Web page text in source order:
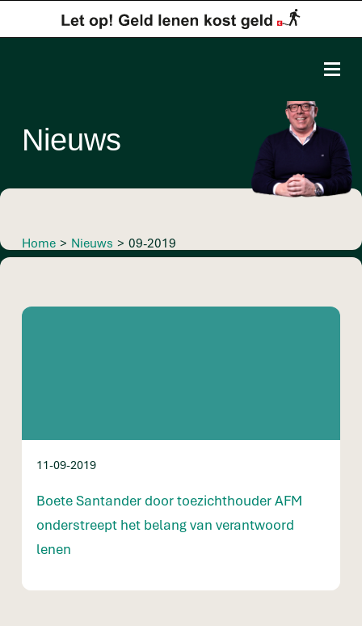
Nieuws
Home > Nieuws > 09-2019
11-09-2019
Boete Santander door toezichthouder AFM
onderstreept het belang van verantwoord
lenen